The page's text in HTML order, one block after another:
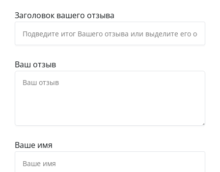
Заголовок вашего отзыва
Ваш отзыв
Ваше имя